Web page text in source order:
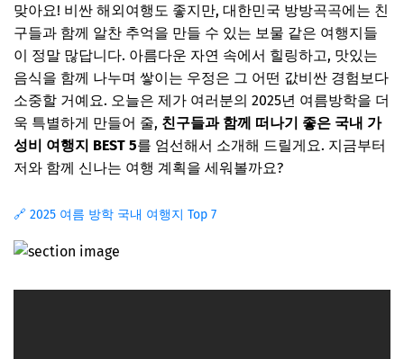
맞아요! 비싼 해외여행도 좋지만, 대한민국 방방곡곡에는 친
구들과 함께 알찬 추억을 만들 수 있는 보물 같은 여행지들
이 정말 많답니다. 아름다운 자연 속에서 힐링하고, 맛있는
음식을 함께 나누며 쌓이는 우정은 그 어떤 값비싼 경험보다
소중할 거예요. 오늘은 제가 여러분의 2025년 여름방학을 더
욱 특별하게 만들어 줄, 친구들과 함께 떠나기 좋은 국내 가
성비 여행지 BEST 5를 엄선해서 소개해 드릴게요. 지금부터
저와 함께 신나는 여행 계획을 세워볼까요?
🔗 2025 여름 방학 국내 여행지 Top 7